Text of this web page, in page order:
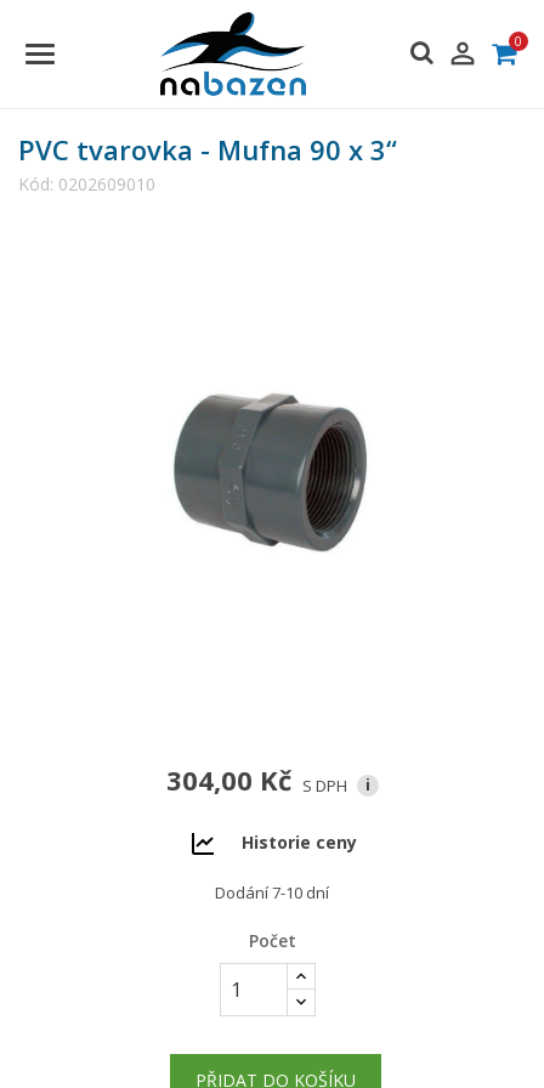
 0
PVC tvarovka - Mufna 90 x 3“
Kód: 0202609010
304,00 Kč S DPH i
Historie ceny
Dodání 7-10 dní
Počet
PŘIDAT DO KOŠÍKU